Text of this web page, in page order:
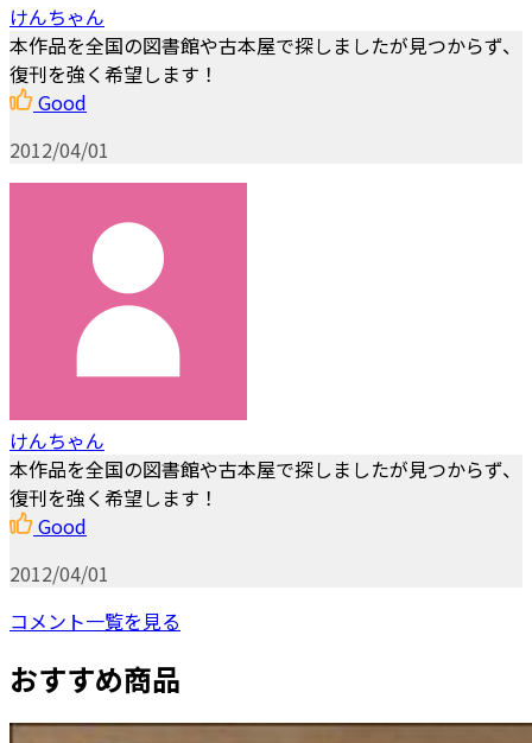
けんちゃん
本作品を全国の図書館や古本屋で探しましたが見つからず、
復刊を強く希望します！
Good
2012/04/01
けんちゃん
本作品を全国の図書館や古本屋で探しましたが見つからず、
復刊を強く希望します！
Good
2012/04/01
コメント一覧を見る
おすすめ商品